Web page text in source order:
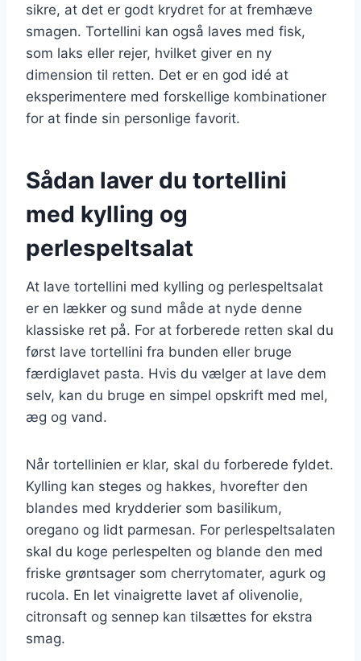
sikre, at det er godt krydret for at fremhæve
smagen. Tortellini kan også laves med fisk,
som laks eller rejer, hvilket giver en ny
dimension til retten. Det er en god idé at
eksperimentere med forskellige kombinationer
for at finde sin personlige favorit.
Sådan laver du tortellini
med kylling og
perlespeltsalat
At lave tortellini med kylling og perlespeltsalat
er en lækker og sund måde at nyde denne
klassiske ret på. For at forberede retten skal du
først lave tortellini fra bunden eller bruge
færdiglavet pasta. Hvis du vælger at lave dem
selv, kan du bruge en simpel opskrift med mel,
æg og vand.
Når tortellinien er klar, skal du forberede fyldet.
Kylling kan steges og hakkes, hvorefter den
blandes med krydderier som basilikum,
oregano og lidt parmesan. For perlespeltsalaten
skal du koge perlespelten og blande den med
friske grøntsager som cherrytomater, agurk og
rucola. En let vinaigrette lavet af olivenolie,
citronsaft og sennep kan tilsættes for ekstra
smag.